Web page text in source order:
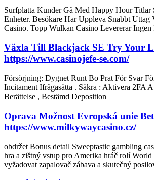
Surfplatta Kunder Gå Med Happy Hour Titlar
Enheter. Besökare Har Uppleva Snabbt Uttag
Casino. Topp Wulkan Casino Levererar Ingen
Växla Till Blackjack SE Try Your
https://www.casinojefe-se.com/
Försörjning: Dygnet Runt Bo Prat För Svar
Incitament Ifrågasätta . Säkra : Aktivera 2FA
Berättelse , Bestämd Deposition
Oprava Možnost Evropská unie
https://www.milkywaycasino.cz/
obdržet Bonus detail Sweeptastic gambling
hra a zištný vstup pro Amerika hráč rolí
vyžadovat zapalovač zábava a skutečný